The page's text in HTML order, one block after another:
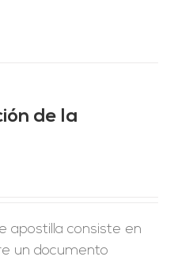
de la
apostilla consiste en
un documento